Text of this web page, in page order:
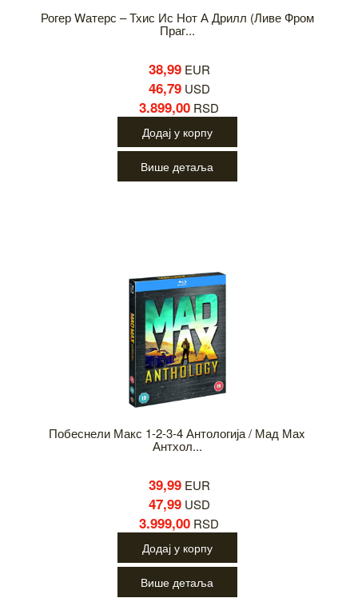
Рогер Wатерс – Тхис Ис Нот А Дрилл (Ливе Фром
Праг...
38,99EUR
46,79USD
3.899,00 RSD
Додај у корпу
Више детаља
Побеснели Макс 1-2-3-4 Антологија / Мад Маx
Антхол...
39,99EUR
47,99USD
3.999,00 RSD
Додај у корпу
Више детаља